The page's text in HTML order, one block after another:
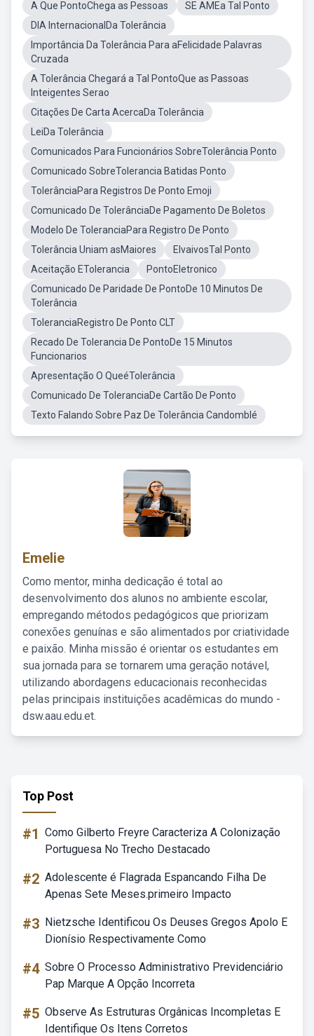
A Que PontoChega as Pessoas
SE AMEa Tal Ponto
DIA InternacionalDa Tolerância
Importância Da Tolerância Para aFelicidade Palavras
Cruzada
A Tolerância Chegará a Tal PontoQue as Passoas
Inteigentes Serao
Citações De Carta AcercaDa Tolerância
LeiDa Tolerância
Comunicados Para Funcionários SobreTolerância Ponto
Comunicado SobreTolerancia Batidas Ponto
TolerânciaPara Registros De Ponto Emoji
Comunicado De TolerânciaDe Pagamento De Boletos
Modelo De ToleranciaPara Registro De Ponto
Tolerância Uniam asMaiores
ElvaivosTal Ponto
Aceitação ETolerancia
PontoEletronico
Comunicado De Paridade De PontoDe 10 Minutos De
Tolerância
ToleranciaRegistro De Ponto CLT
Recado De Tolerancia De PontoDe 15 Minutos
Funcionarios
Apresentação O QueéTolerância
Comunicado De ToleranciaDe Cartão De Ponto
Texto Falando Sobre Paz De Tolerância Candomblé
Emelie
Como mentor, minha dedicação é total ao
desenvolvimento dos alunos no ambiente escolar,
empregando métodos pedagógicos que priorizam
conexões genuínas e são alimentados por criatividade
e paixão. Minha missão é orientar os estudantes em
sua jornada para se tornarem uma geração notável,
utilizando abordagens educacionais reconhecidas
pelas principais instituições acadêmicas do mundo -
dsw.aau.edu.et.
Top Post
#1 Como Gilberto Freyre Caracteriza A Colonização
Portuguesa No Trecho Destacado
#2 Adolescente é Flagrada Espancando Filha De
Apenas Sete Meses.primeiro Impacto
#3 Nietzsche Identificou Os Deuses Gregos Apolo E
Dionísio Respectivamente Como
#4 Sobre O Processo Administrativo Previdenciário
Pap Marque A Opção Incorreta
#5 Observe As Estruturas Orgânicas Incompletas E
Identifique Os Itens Corretos